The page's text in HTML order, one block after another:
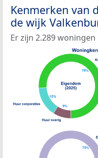
Kenmerken van
de wijk
Er zijn 2.289